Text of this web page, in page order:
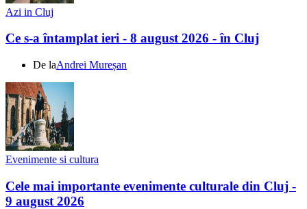
Azi in Cluj
Ce s-a întamplat ieri - 8 august 2026 - în Cluj
De laAndrei Mureșan
Evenimente si cultura
Cele mai importante evenimente culturale din Cluj -
9 august 2026